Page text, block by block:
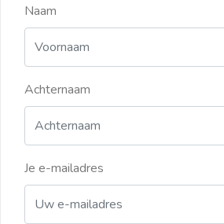
Naam
Achternaam
Je e-mailadres